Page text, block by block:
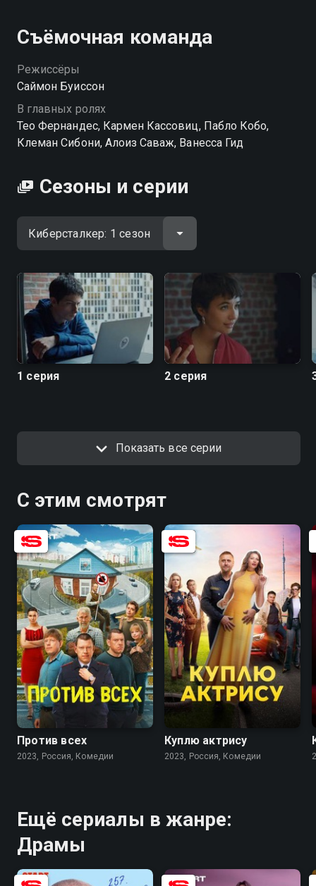
Съёмочная команда
Режиссёры
Саймон Буиссон
В главных ролях
Тео Фернандес, Кармен Кассовиц, Пабло Кобо,
Клеман Сибони, Алоиз Саваж, Ванесса Гид
Сезоны и серии
1 серия 2 серия
Показать все серии
С этим смотрят
7.7 6.3
Против всех
2023, Россия, Комедии
7.5 7.2
Куплю актрису
2023, Россия, Комедии
Ещё сериалы в жанре:
Драмы